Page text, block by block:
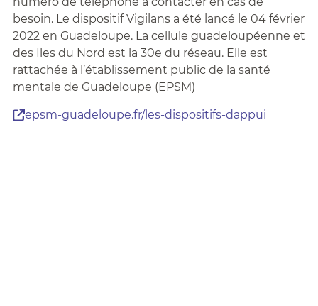
besoin. Le dispositif Vigilans a été lancé le 04 février
2022 en Guadeloupe. La cellule guadeloupéenne et
des Iles du Nord est la 30e du réseau. Elle est
rattachée à l’établissement public de la santé
mentale de Guadeloupe (EPSM)
epsm-guadeloupe.fr/les-dispositifs-dappui